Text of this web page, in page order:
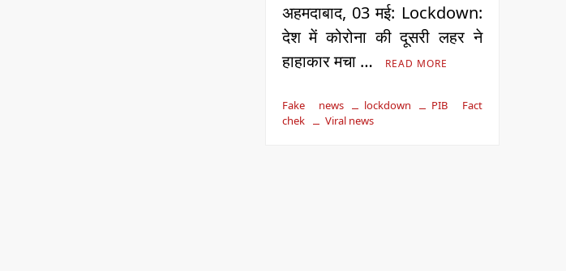
अहमदाबाद, 03 मई: Lockdown:
देश में कोरोना की दूसरी लहर ने
हाहाकार मचा …
READ MORE
Fake news lockdown
PIB Fact
chek
Viral news